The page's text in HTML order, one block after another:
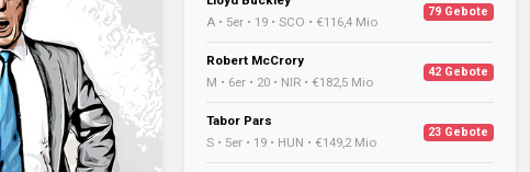
A • 5er • 19 • SCO • €116,4 Mio
79 Gebote
Robert McCrory
M • 6er • 20 • NIR • €182,5 Mio
42 Gebote
Tabor Pars
S • 5er • 19 • HUN • €149,2 Mio
23 Gebote